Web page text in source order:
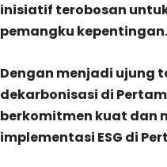
inisiatif terobosan
pemangku kepentingan.
Dengan menjadi ujung
dekarbonisasi di
berkomitmen kuat dan
implementasi ESG di